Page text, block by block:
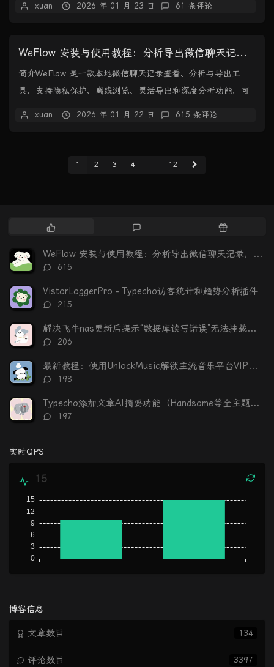
xuan 2026 年 01 月 23 日 61 条评论
WeFlow 安装与使用教程：分析导出微信聊天记录，生成可视化年度报告
简介WeFlow 是一款本地微信聊天记录查看、分析与导出工
具，支持隐私保护、离线浏览、灵活导出和深度分析功能，可
xuan 2026 年 01 月 22 日 615 条评论
1 2 3 4 ... 12
热
文
章
评
随
文
WeFlow 安装与使用教程：分析导出微信聊天记录，生成可视化年度报告
评
数：
615
VistorLoggerPro - Typecho访客统计和趋势分析插件
评
数：
215
解决飞牛nas更新后提示“数据库读写错误”无法挂载硬盘
评
数：
206
最新教程：使用UnlockMusic解锁主流音乐平台VIP歌曲的加密保护
评
数：
198
Typecho添加文章AI摘要功能（Handsome等全主题适配）
评
197
实时QPS
15
博客信息
134
文章数目
3397
评论数目